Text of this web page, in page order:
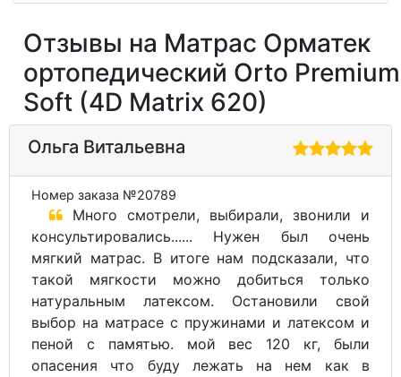
Отзывы на Матрас Орматек
ортопедический Orto Premium
Soft (4D Matrix 620)
Ольга Витальевна
Номер заказа №20789
Много смотрели, выбирали, звонили и
консультировались...... Нужен был очень
мягкий матрас. В итоге нам подсказали, что
такой мягкости можно добиться только
натуральным латексом. Остановили свой
выбор на матрасе с пружинами и латексом и
пеной с памятью. мой вес 120 кг, были
опасения что буду лежать на нем как в